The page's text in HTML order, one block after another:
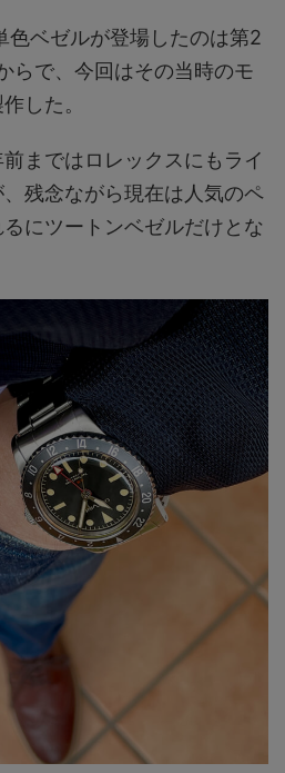
色ベゼルが登場したのは第2
らで、今回はその当時のモ
した。
まではロレックスにもライ
残念ながら現在は人気のペ
にツートンベゼルだけとな